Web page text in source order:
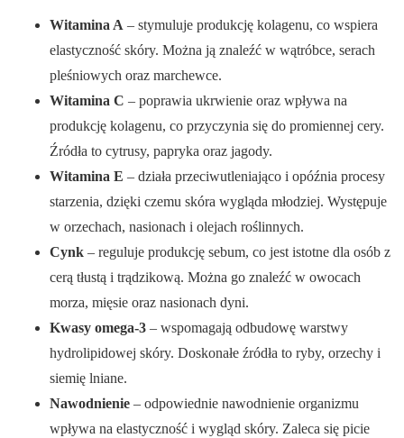
Witamina A – stymuluje produkcję kolagenu, co wspiera
elastyczność skóry. Można ją znaleźć w wątróbce, serach
pleśniowych oraz marchewce.
Witamina C – poprawia ukrwienie oraz wpływa na
produkcję kolagenu, co przyczynia się do promiennej cery.
Źródła to cytrusy, papryka oraz jagody.
Witamina E – działa przeciwutleniająco i opóźnia procesy
starzenia, dzięki czemu skóra wygląda młodziej. Występuje
w orzechach, nasionach i olejach roślinnych.
Cynk – reguluje produkcję sebum, co jest istotne dla osób z
cerą tłustą i trądzikową. Można go znaleźć w owocach
morza, mięsie oraz nasionach dyni.
Kwasy omega-3 – wspomagają odbudowę warstwy
hydrolipidowej skóry. Doskonałe źródła to ryby, orzechy i
siemię lniane.
Nawodnienie – odpowiednie nawodnienie organizmu
wpływa na elastyczność i wygląd skóry. Zaleca się picie